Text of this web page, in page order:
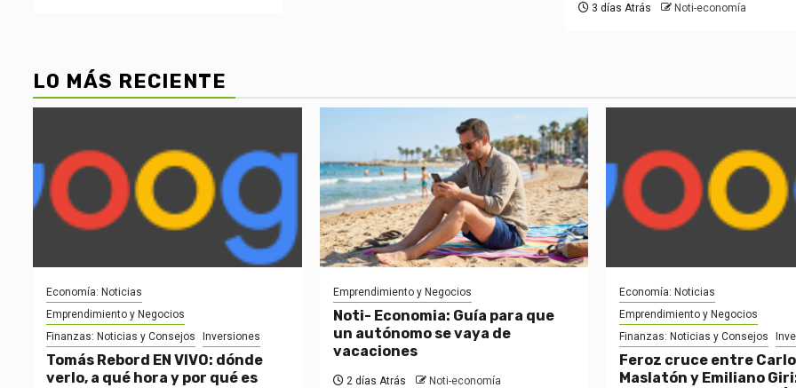
3 días Atrás Noti-economía
LO MÁS RECIENTE
Economía: Noticias
Emprendimiento y Negocios
Finanzas: Noticias y Consejos
Inversiones
Tomás Rebord EN VIVO: dónde
verlo, a qué hora y por qué es
Emprendimiento y Negocios
Noti- Economia: Guía para que
un autónomo se vaya de
vacaciones
2 días Atrás Noti-economía
Economía: Noticias
Emprendimiento y Negocios
Finanzas: Noticias y Consejos
Feroz cruce entre
Maslatón y Emiliano